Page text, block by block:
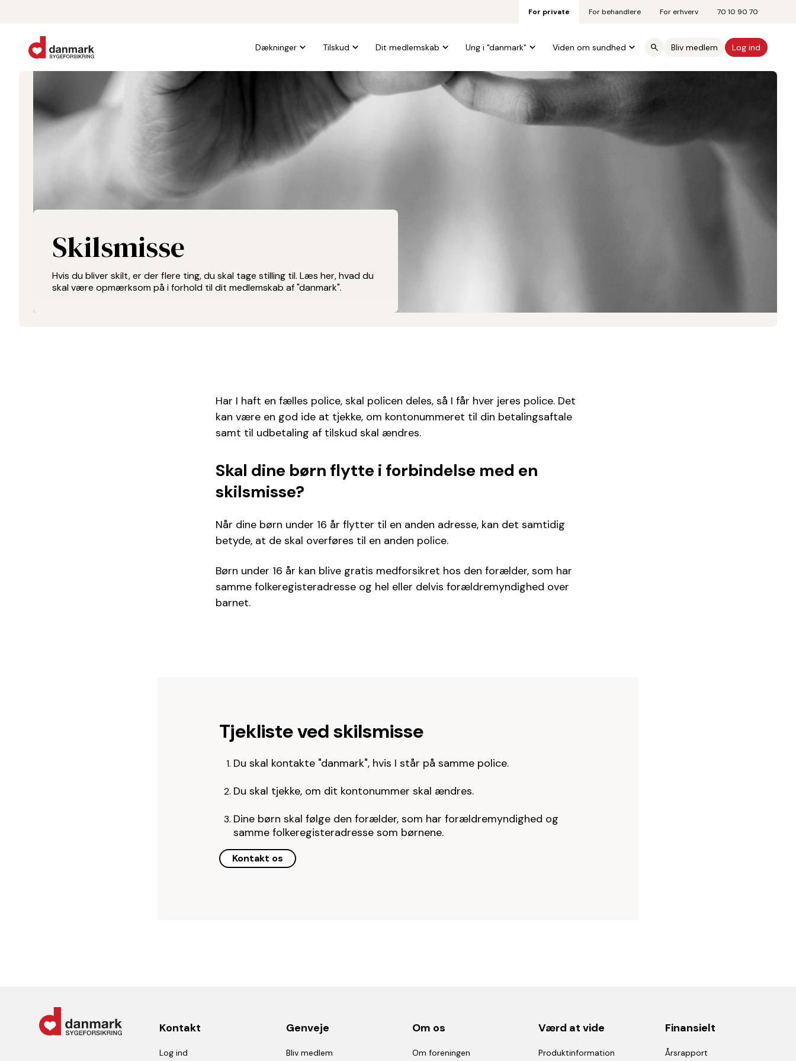
For private For behandlere For erhverv 70 10 90 70
Dækninger Tilskud Dit medlemskab Ung i "danmark" Viden om sundhed Bliv medlem Log ind
Skilsmisse
Hvis du bliver skilt, er der flere ting, du skal tage stilling til. Læs her, hvad du
skal være opmærksom på i forhold til dit medlemskab af "danmark".
Har I haft en fælles police, skal policen deles, så I får hver jeres police. Det
kan være en god ide at tjekke, om kontonummeret til din betalingsaftale
samt til udbetaling af tilskud skal ændres.
Skal dine børn flytte i forbindelse med en
skilsmisse?
Når dine børn under 16 år flytter til en anden adresse, kan det samtidig
betyde, at de skal overføres til en anden police.
Børn under 16 år kan blive gratis medforsikret hos den forælder, som har
samme folkeregisteradresse og hel eller delvis forældremyndighed over
barnet.
Tjekliste ved skilsmisse
Du skal kontakte "danmark", hvis I står på samme police.
Du skal tjekke, om dit kontonummer skal ændres.
Dine børn skal følge den forælder, som har forældremyndighed og
samme folkeregisteradresse som børnene.
Kontakt os
Kontakt
Log ind
Genveje
Bliv medlem
Om os
Om foreningen
Værd at vide
Produktinformation
Finansielt
Årsrapport